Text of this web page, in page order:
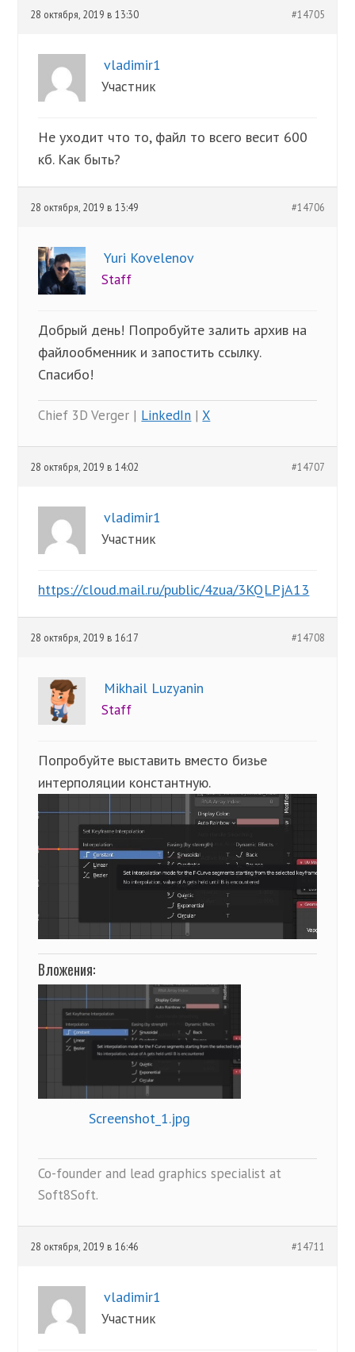
28 октября, 2019 в 13:30 #14705
vladimir1
Участник
Не уходит что то, файл то всего весит 600
кб. Как быть?
28 октября, 2019 в 13:49 #14706
Yuri Kovelenov
Staff
Добрый день! Попробуйте залить архив на
файлообменник и запостить ссылку.
Спасибо!
Chief 3D Verger | LinkedIn |X
28 октября, 2019 в 14:02 #14707
vladimir1
Участник
https://cloud.mail.ru/public/4zua/3KQLPjA13
28 октября, 2019 в 16:17 #14708
Mikhail Luzyanin
Staff
Попробуйте выставить вместо бизье
интерполяции константную.
Вложения:
Screenshot_1.jpg
Co-founder and lead graphics specialist at
Soft8Soft.
28 октября, 2019 в 16:46 #14711
vladimir1
Участник